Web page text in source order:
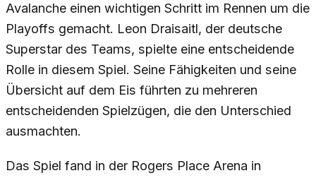
Avalanche einen wichtigen Schritt im Rennen um die
Playoffs gemacht. Leon Draisaitl, der deutsche
Superstar des Teams, spielte eine entscheidende
Rolle in diesem Spiel. Seine Fähigkeiten und seine
Übersicht auf dem Eis führten zu mehreren
entscheidenden Spielzügen, die den Unterschied
ausmachten.
Das Spiel fand in der Rogers Place Arena in